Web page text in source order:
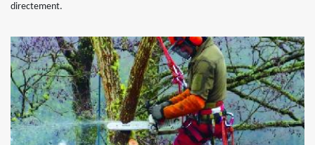
directement.